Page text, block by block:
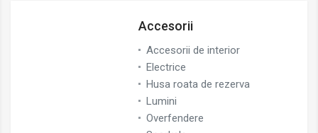
Accesorii
Accesorii de interior
Electrice
Husa roata de rezerva
Lumini
Overfendere